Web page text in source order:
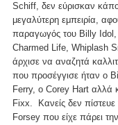
Schiff, δεν εύρισκαν
μεγαλύτερη εμπειρία,
παραγωγός του Billy
Charmed Life, Whiplash
άρχισε να αναζητά
που προσέγγισε ήταν ο
Ferry, ο Corey Hart αλλά
Fixx. Κανείς δεν πίστευε
Forsey που είχε πάρει